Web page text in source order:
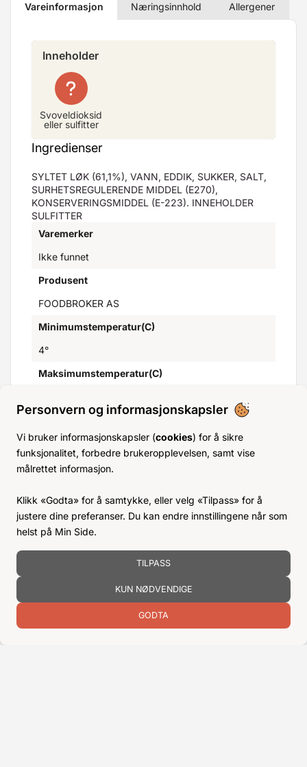
Personvern og informasjonskapsler
Vi bruker informasjonskapsler (cookies) for å sikre
funksjonalitet, forbedre brukeropplevelsen, samt vise
målrettet informasjon.
Klikk «Godta» for å samtykke, eller velg «Tilpass» for å
justere dine preferanser. Du kan endre innstillingene når som
helst på Min Side.
TILPASS
KUN NØDVENDIGE
GODTA
Vareinformasjon Næringsinnhold Allergener
Inneholder
Svoveldioksid
eller sulfitter
Ingredienser
SYLTET LØK (61,1%), VANN, EDDIK, SUKKER, SALT,
SURHETSREGULERENDE MIDDEL (E270),
KONSERVERINGSMIDDEL (E-223). INNEHOLDER
SULFITTER
Varemerker
Ikke funnet
Produsent
FOODBROKER AS
Minimumstemperatur(C)
4°
Maksimumstemperatur(C)
Opprinnelsesland
HAUGALAND STORHUSHOLDNING AS
Ekrene Næringspark 33
5550 Sveio